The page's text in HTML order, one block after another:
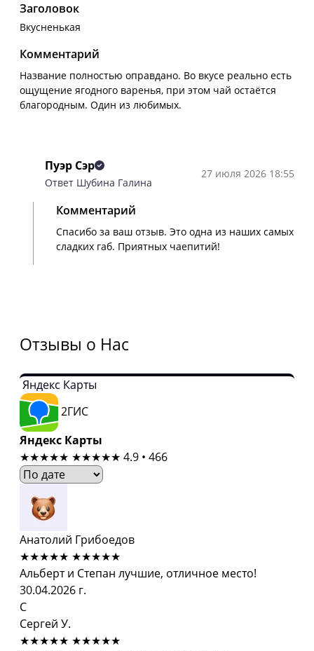
Заголовок
Вкусненькая
Комментарий
Название полностью оправдано. Во вкусе реально есть
ощущение ягодного варенья, при этом чай остаётся
благородным. Один из любимых.
Пуэр Сэр
Ответ Шубина Галина
27 июля 2026 18:55
Комментарий
Спасибо за ваш отзыв. Это одна из наших самых
сладких габ. Приятных чаепитий!
Отзывы о Нас
Яндекс Карты
2ГИС
Яндекс Карты
★★★★★ ★★★★★ 4.9 • 466
Анатолий Грибоедов
★★★★★ ★★★★★
Альберт и Степан лучшие, отличное место!
30.04.2026 г.
С
Сергей У.
★★★★★ ★★★★★